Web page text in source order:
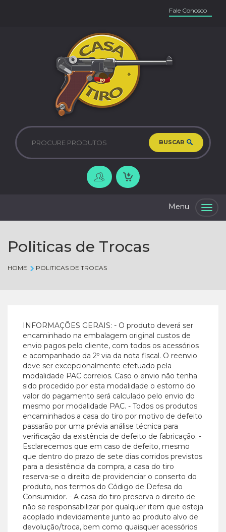
Fale Conosco
BUSCAR
Politicas de Trocas
HOME POLITICAS DE TROCAS
INFORMAÇÕES GERAIS: - O produto deverá ser
encaminhado na embalagem original custos de
envio pagos pelo cliente, com todos os acessórios
e acompanhado da 2º via da nota fiscal. O reenvio
deve ser excepcionalmente efetuado pela
modalidade PAC correios. Caso o envio não tenha
sido procedido por esta modalidade o estorno do
valor do pagamento será calculado pelo envio do
mesmo por modalidade PAC. - Todos os produtos
encaminhados a casa do tiro por motivo de defeito
passarão por uma prévia análise técnica para
verificação da existência de defeito de fabricação. -
Esclarecemos que em caso de defeito, mesmo
que dentro do prazo de sete dias corridos previstos
para a desistência da compra, a casa do tiro
reserva-se o direito de providenciar o conserto do
produto, nos termos do Código de Defesa do
Consumidor. - A casa do tiro preserva o direito de
não se responsabilizar por qualquer item que esteja
acoplado indevidamente junto ao produto alvo de
devolução/troca, bem como quaisquer acessórios